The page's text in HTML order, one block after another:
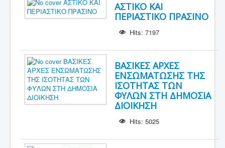
ΑΣΤΙΚΟ ΚΑΙ
ΠΕΡΙΑΣΤΙΚΟ ΠΡΑΣΙΝΟ
Hits: 7197
ΒΑΣΙΚΕΣ ΑΡΧΕΣ
ΕΝΣΩΜΑΤΩΣΗΣ ΤΗΣ
ΙΣΟΤΗΤΑΣ ΤΩΝ
ΦΥΛΩΝ ΣΤΗ ΔΗΜΟΣΙΑ
ΔΙΟΙΚΗΣΗ
Hits: 5025